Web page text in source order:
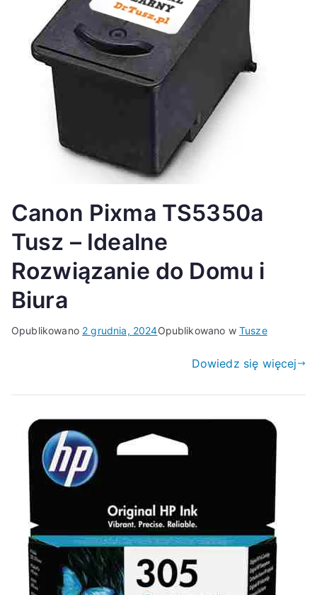
Canon Pixma TS5350a
Tusz – Idealne
Rozwiązanie do Domu i
Biura
Opublikowano 2 grudnia, 2024Opublikowano w Tusze
Dowiedz się więcej